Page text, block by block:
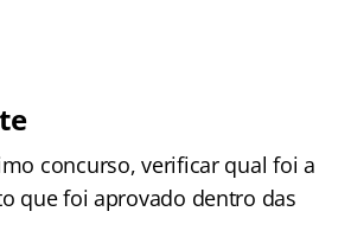
concurso, verificar qual foi a
que foi aprovado dentro das